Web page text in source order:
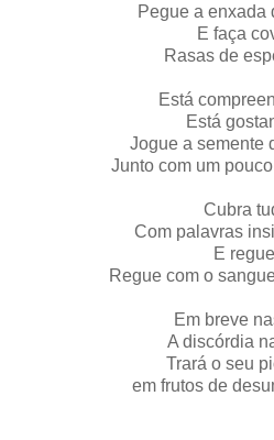
Pegue a enxada
E faça
Rasas de
Está
Está
Jogue a semente
Junto com um
Cubra
Com palavras
E
Regue com o
Em breve
A discórdia
Trará o seu
em frutos de